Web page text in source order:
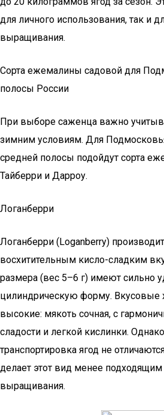
для личного использования, так и
выращивания.
Сорта ежемалины садовой для
полосы России
При выборе саженца важно
зимним условиям. Для
средней полосы подойдут сорта
Тайберри и Дарроу.
Логанберри
Логанберри (Loganberry)
восхитительным кисло-сладким
размера (вес 5–6 г) имеют сильно
цилиндрическую форму. Вкусовые
высокие: мякоть сочная, с
сладости и легкой кислинки.
транспортировка ягод не
делает этот вид менее
выращивания.